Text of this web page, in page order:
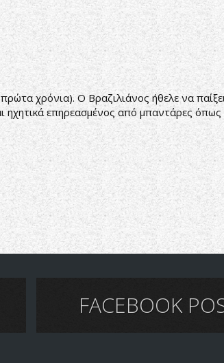
χρόνια). Ο Βραζιλιάνος ήθελε να
ηχητικά επηρεασμένος από μπαντάρες
FACEBOOK